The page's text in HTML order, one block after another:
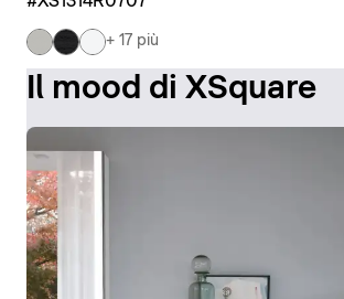
+ 17 più
Il mood di XSquare